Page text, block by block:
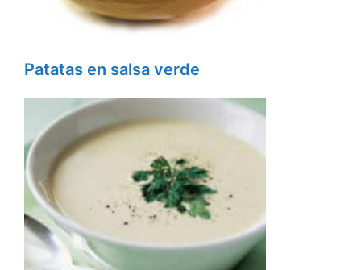
Patatas en salsa verde